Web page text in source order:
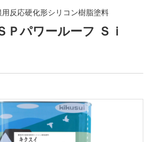
ナビリティ
家情報
合わせ
用反応硬化形シリコン樹脂塗料
Ｐパワールーフ Ｓｉ